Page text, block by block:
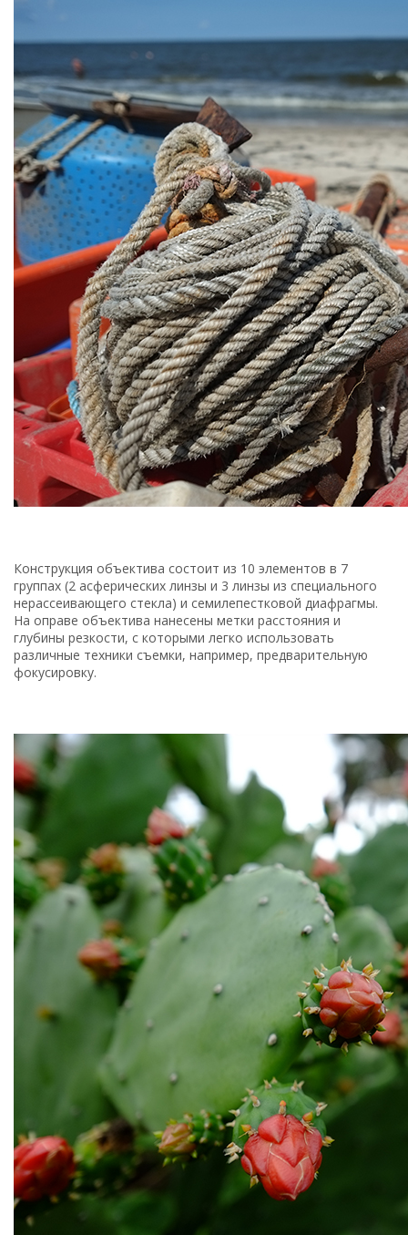
Конструкция объектива состоит из 10 элементов в 7
группах (2 асферических линзы и 3 линзы из специального
нерассеивающего стекла) и семилепестковой диафрагмы.
На оправе объектива нанесены метки расстояния и
глубины резкости, с которыми легко использовать
различные техники съемки, например, предварительную
фокусировку.